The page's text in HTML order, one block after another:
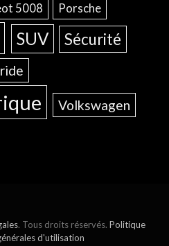
5008 Porsche
SUV Sécurité
Volkswagen
. Tous droits réservés. Politique
d'utilisation